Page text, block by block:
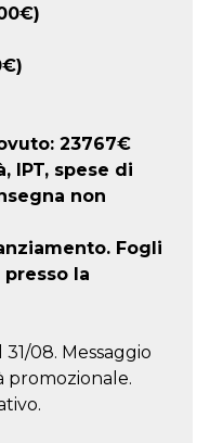
23767€
IPT, spese di
non
Fogli
la
08. Messaggio
promozionale.